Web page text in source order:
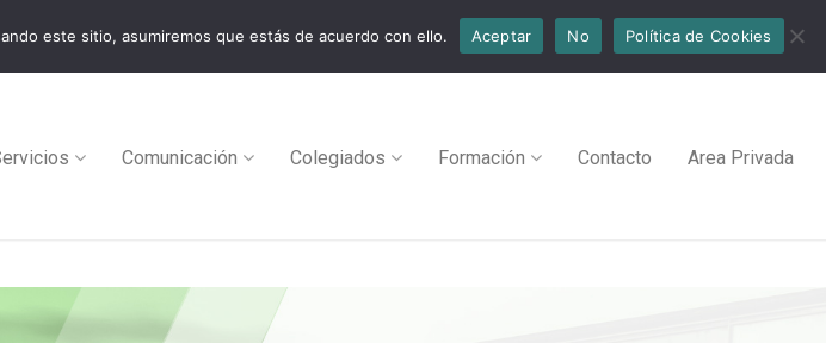
Comunicación Colegiados Formación Contacto Area Privada
este sitio, asumiremos que estás de acuerdo con ello. Aceptar No Política de Cookies